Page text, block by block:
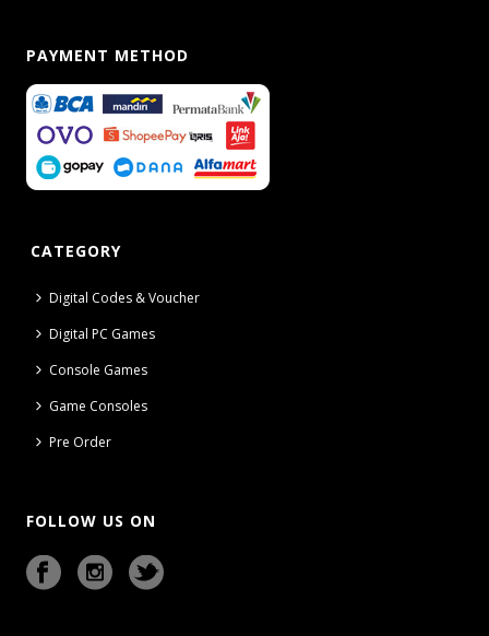
PAYMENT METHOD
CATEGORY
Digital Codes & Voucher
Digital PC Games
Console Games
Game Consoles
Pre Order
FOLLOW US ON